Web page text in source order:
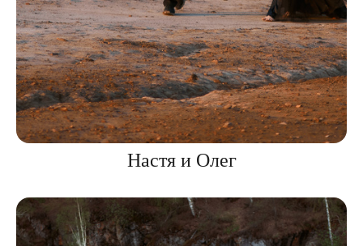
Настя и Олег